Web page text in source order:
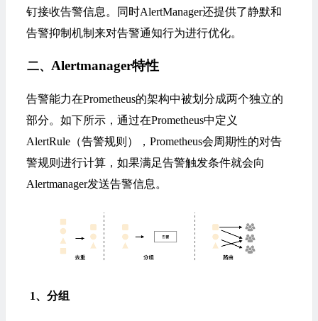
钉接收告警信息。同时AlertManager还提供了静默和
告警抑制机制来对告警通知行为进行优化。
二、 Alertmanager特性
告警能力在Prometheus的架构中被划分成两个独立的
部分。如下所示，通过在Prometheus中定义
AlertRule（告警规则），Prometheus会周期性的对告
警规则进行计算，如果满足告警触发条件就会向
Alertmanager发送告警信息。
1、分组